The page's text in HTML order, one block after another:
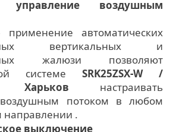
управление воздушным
применение автоматических
вертикальных и
жалюзи позволяют
системе SRK25ZSX-W /
Харьков настраивать
потоком в любом
.
выключение